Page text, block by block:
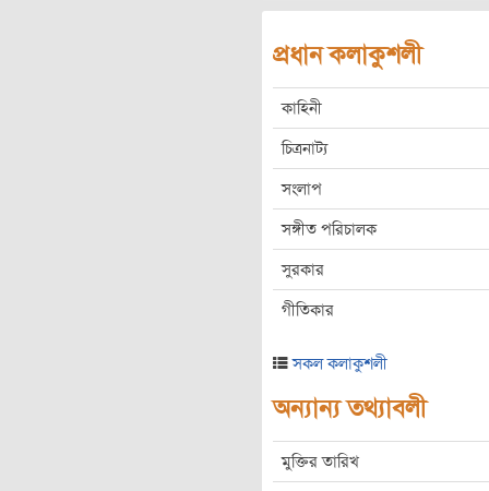
প্রধান কলাকুশলী
কাহিনী
চিত্রনাট্য
সংলাপ
সঙ্গীত পরিচালক
সুরকার
গীতিকার
সকল কলাকুশলী
অন্যান্য তথ্যাবলী
মুক্তির তারিখ